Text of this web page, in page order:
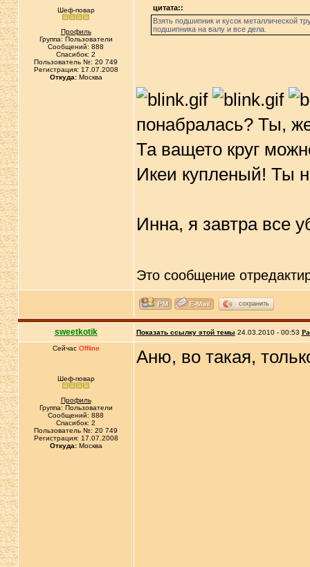
Шеф-повар
Профиль
Группа: Пользователи
Сообщений: 888
Спасибок: 2
Пользователь №: 20 749
Регистрация: 17.07.2008
Откуда:Москва
цитата::
Взять подшипник и кусок металлической
подшипника на валу и все дела.
понабралась? Ты,
Та ващето круг
Икеи купленый! Ты
Инна, я завтра все
Это сообщение
сохранить
sweetkotik Показать ссылку этой темы 24.03.2010 - 00:53
Сейчас Offline
Шеф-повар
Профиль
Группа: Пользователи
Сообщений: 888
Спасибок: 2
Пользователь №: 20 749
Регистрация: 17.07.2008
Откуда:Москва
Аню, во такая,